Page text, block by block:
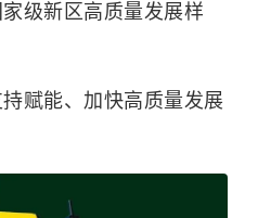
级新区高质量发展样
赋能、加快高质量发展